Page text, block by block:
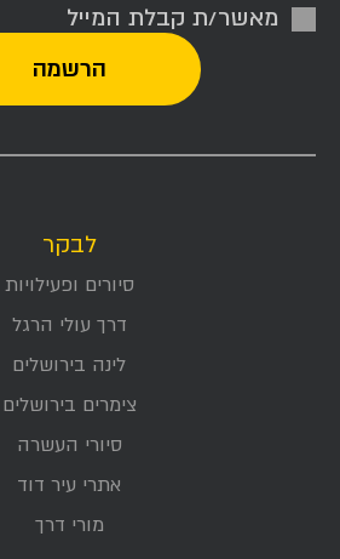
מאשר/ת קבלת המייל
לבקר
סיורים ופעילויות
דרך עולי הרגל
לינה בירושלים
צימרים בירושלים
סיורי העשרה
אתרי עיר דוד
מורי דרך